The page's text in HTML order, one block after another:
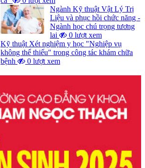
Ngành Kỹ thuật Vật Lý Trị
Liệu và phục hồi chức năng -
Ngành học chú trọng tương
lai
0 lượt xem
Kỹ thuật Xét nghiệm y học "Nghiệp vụ
không thể thiếu" trong công tác khám chữa
bệnh
0 lượt xem